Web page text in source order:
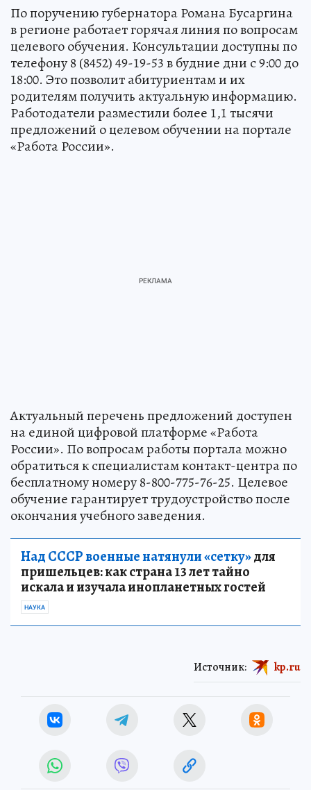
По поручению губернатора Романа Бусаргина
в регионе работает горячая линия по вопросам
целевого обучения. Консультации доступны по
телефону 8 (8452) 49-19-53 в будние дни с 9:00 до
18:00. Это позволит абитуриентам и их
родителям получить актуальную информацию.
Работодатели разместили более 1,1 тысячи
предложений о целевом обучении на портале
«Работа России».
Актуальный перечень предложений доступен
на единой цифровой платформе «Работа
России». По вопросам работы портала можно
обратиться к специалистам контакт-центра по
бесплатному номеру 8-800-775-76-25. Целевое
обучение гарантирует трудоустройство после
окончания учебного заведения.
Над СССР военные натянули «сетку»для
пришельцев: как страна 13 лет тайно
искала и изучала инопланетных гостей
НАУКА
Источник: kp.ru